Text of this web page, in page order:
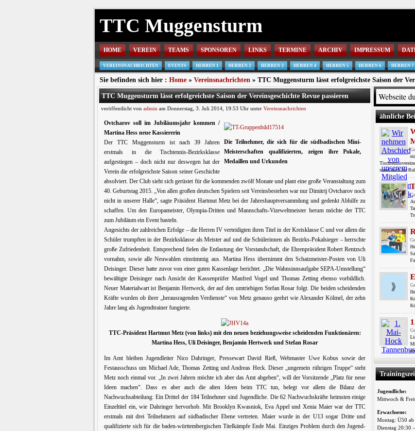
TTC Muggensturm
HOME VEREIN TEAMS SPONSOREN LINKS TERMINE ARCHIV IMPRESSUM
VEREINSNACHRICHTEN EVENTS HERREN 1 HERREN 2 HERREN 3 HERREN 4 HERREN 5 HERREN 6 HERREN 7
Sie befinden sich hier : Home » Vereinsnachrichten » TTC Muggensturm lässt erfolgreichste Saison der
TTC Muggensturm lässt erfolgreichste Saison der Vereinsgeschichte Revue passieren
veröffentlicht von admin am Donnerstag, 3. Juli 2014, 19:53 Uhr unter Vereinsnachrichten
Die Teilnehmer, die sich für die südbadischen Mini-
Meisterschaften qualifizierten, zeigen ihre Pokale,
Medaillen und Urkunden
Ovtcharov soll im Jubiläumsjahr kommen /
Martina Hess neue Kassiererin
Der TTC Muggensturm ist nach 39 Jahren
erstmals in die Tischtennis-Bezirksklasse
aufgestiegen – doch nicht nur deswegen hat der
Verein die erfolgreichste Saison seiner Geschichte
absolviert. Der Club sieht sich gerüstet für die kommenden zwölf Monate und plant eine große Veranstaltung zum
40. Geburtstag 2015. „Von allen großen deutschen Spielern seit Vereinsbestehen war nur Dimitrij Ovtcharov noch
nicht in unserer Halle“, sagte Präsident Hartmut Metz bei der Jahreshauptversammlung und gedenkt Abhilfe zu
schaffen. Um den Europameister, Olympia-Dritten und Mannschafts-Vizeweltmeister herum möchte der TTC
zum Jubiläum ein Event basteln.
Angesichts der zahlreichen Erfolge – die Herren IV verteidigten ihren Titel in der Kreisklasse C und vor allem die
Schüler trumpften in der Bezirksklasse als Meister auf und die Schülerinnen als Bezirks-Pokalsieger – herrschte
große Zufriedenheit. Entsprechend fielen die Entlastung der Vorstandschaft, die Ehrenpräsident Robert Rentzsch
vornahm, sowie alle Neuwahlen einstimmig aus. Martina Hess übernimmt den Schatzmeister-Posten von Uli
Deisinger. Dieser hatte zuvor von einer guten Kassenlage berichtet. „Die Wahnsinnsaufgabe SEPA-Umstellung“
bewältigte Deisinger nach Ansicht der Kassenprüfer Manfred Vogel und Thomas Zetting ebenso vorbildlich.
Neuer Materialwart ist Benjamin Hertweck, der auf den umtriebigen Stefan Rosar folgt. Die beiden scheidenden
Kräfte wurden ob ihrer „herausragenden Verdienste“ von Metz genauso geehrt wie Alexander Kölmel, der zehn
Jahre lang als Jugendtrainer fungierte.
TTC-Präsident Hartmut Metz (von links) mit den neuen beziehungsweise scheidenden Funktionären:
Martina Hess, Uli Deisinger, Benjamin Hertweck und Stefan Rosar
Im Amt bleiben Jugendleiter Nico Dahringer, Pressewart David Rieß, Webmaster Uwe Kobus sowie der
Festausschuss um Michael Ade, Thomas Zetting und Andreas Heck. Dieser „ungemein rührigen Truppe“ steht
Metz noch einmal vor. „In zwei Jahren möchte ich aber das Amt abgeben“, will der Vorsitzende „Platz für neue
Ideen machen“. Dass es aber auch die alten Ideen beim TTC tun, belegt vor allem die Bilanz der
Nachwuchsabteilung: Ein Drittel der 184 Teilnehmer sind Jugendliche. Die 62 Nachwuchskräfte heimsten einige
Einzeltitel ein, wie Dahringer hervorhob. Mit Brooklyn Kwasniok, Eva Appel und Xenia Maier war der TTC
erstmals mit drei Teilnehmern auf südbadischer Ebene vertreten. Maier wurde in der U13 sogar Dritte und
qualifizierte sich für die baden-württembergischen Titelkämpfe Ende Mai. Einziges Problem durch den Jugend-
ähnliche
stand auch für
Jugendliche:
Mittwoch &
Erwachsene:
Montag: Ü50
Dienstag 20:30